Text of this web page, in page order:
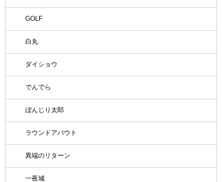
GOLF
白丸
ダイショウ
でんでら
ぼんじり太郎
ラウンドアバウト
異端のリターン
一夜城